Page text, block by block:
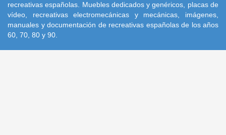
recreativas españolas. Muebles dedicados y genéricos, placas de
vídeo, recreativas electromecánicas y mecánicas, imágenes,
manuales y documentación de recreativas españolas de los años
60, 70, 80 y 90.